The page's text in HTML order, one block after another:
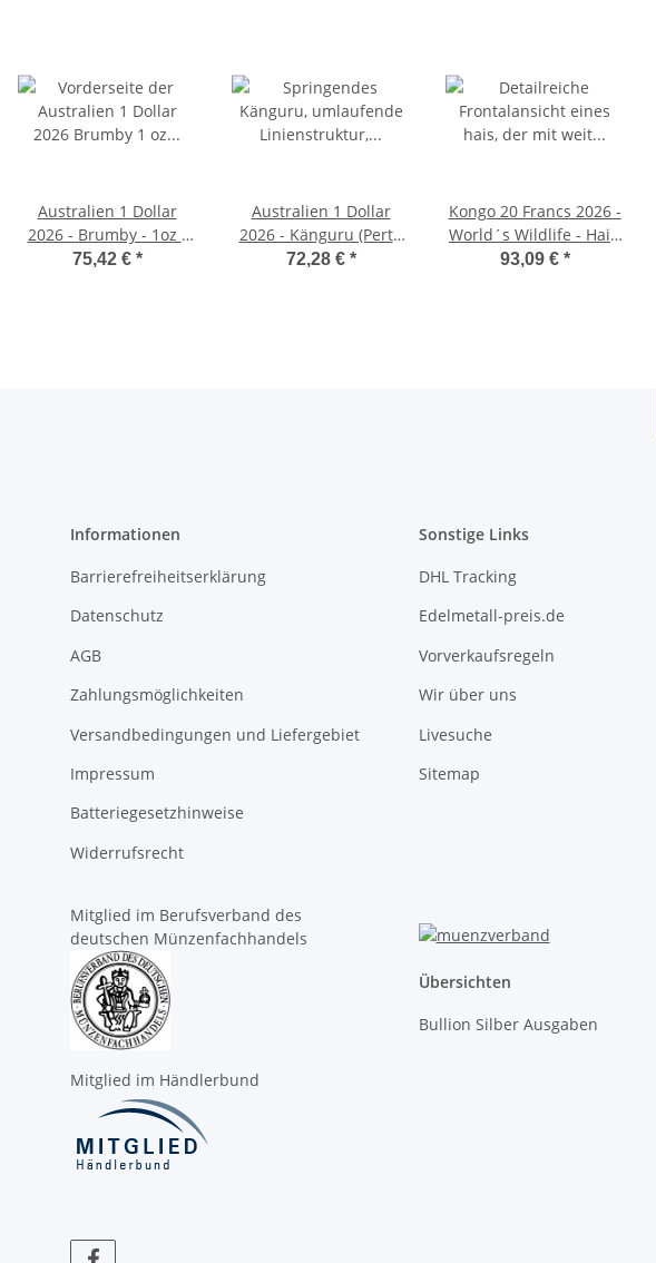
Australien 1 Dollar
2026 - Brumby - 1oz -
BU
75,42 € *
Australien 1 Dollar
2026 - Känguru (Perth
Mint) 1oz
72,28 € *
Kongo 20 Francs 2026 -
World´s Wildlife - Hai /
Shark
93,09 € *
Informationen
Barrierefreiheitserklärung
Datenschutz
AGB
Zahlungsmöglichkeiten
Versandbedingungen und Liefergebiet
Impressum
Batteriegesetzhinweise
Widerrufsrecht
Sonstige Links
DHL Tracking
Edelmetall-preis.de
Vorverkaufsregeln
Wir über uns
Livesuche
Sitemap
Mitglied im Berufsverband des
deutschen Münzenfachhandels
Mitglied im Händlerbund
Übersichten
Bullion Silber Ausgaben